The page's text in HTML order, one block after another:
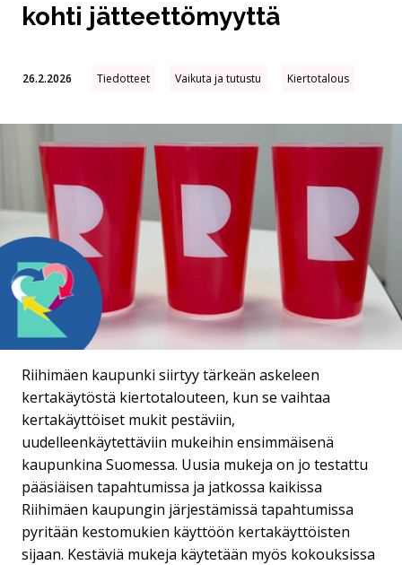
kohti jätteettömyyttä
26.2.2026 Tiedotteet Vaikuta ja tutustu Kiertotalous
Riihimäen kaupunki siirtyy tärkeän askeleen
kertakäytöstä kiertotalouteen, kun se vaihtaa
kertakäyttöiset mukit pestäviin,
uudelleenkäytettäviin mukeihin ensimmäisenä
kaupunkina Suomessa. Uusia mukeja on jo testattu
pääsiäisen tapahtumissa ja jatkossa kaikissa
Riihimäen kaupungin järjestämissä tapahtumissa
pyritään kestomukien käyttöön kertakäyttöisten
sijaan. Kestäviä mukeja käytetään myös kokouksissa